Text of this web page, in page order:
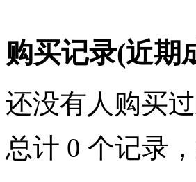
购买记录(近期
还没有人购买
总计 0 个记录